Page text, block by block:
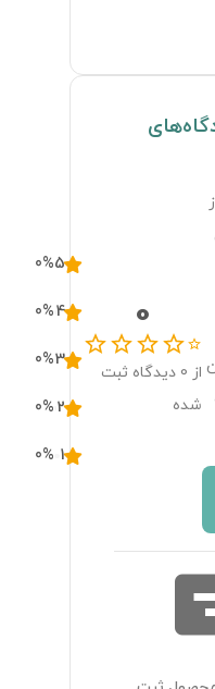
0
از 0 دیدگاه ثبت
شده
5
0%
4
0%
3
0%
2
0%
1
0%